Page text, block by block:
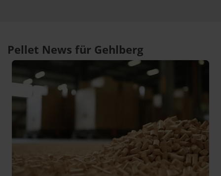
Pellet News für Gehlberg